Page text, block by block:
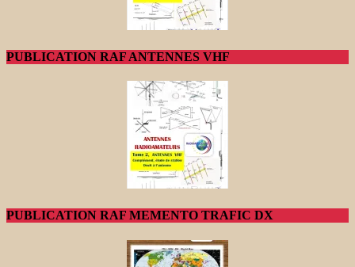
PUBLICATION RAF ANTENNES VHF
PUBLICATION RAF MEMENTO TRAFIC DX